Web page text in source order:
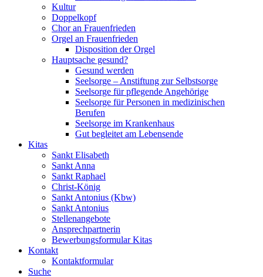
Kultur
Doppelkopf
Chor an Frauenfrieden
Orgel an Frauenfrieden
Disposition der Orgel
Hauptsache gesund?
Gesund werden
Seelsorge – Anstiftung zur Selbstsorge
Seelsorge für pflegende Angehörige
Seelsorge für Personen in medizinischen
Berufen
Seelsorge im Krankenhaus
Gut begleitet am Lebensende
Kitas
Sankt Elisabeth
Sankt Anna
Sankt Raphael
Christ-König
Sankt Antonius (Kbw)
Sankt Antonius
Stellenangebote
Ansprechpartnerin
Bewerbungsformular Kitas
Kontakt
Kontaktformular
Suche